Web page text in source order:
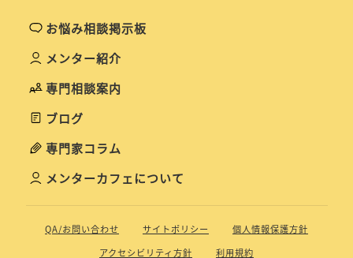
お悩み相談掲示板
メンター紹介
専門相談案内
ブログ
専門家コラム
メンターカフェについて
QA/お問い合わせ サイトポリシー
個人情報保護方針
アクセシビリティ方針
利用規約